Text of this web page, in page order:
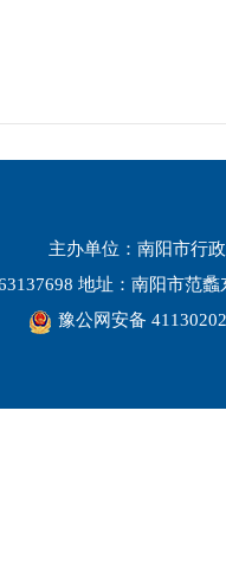
主办单位：南阳市行
地址：南阳市范
豫公网安备